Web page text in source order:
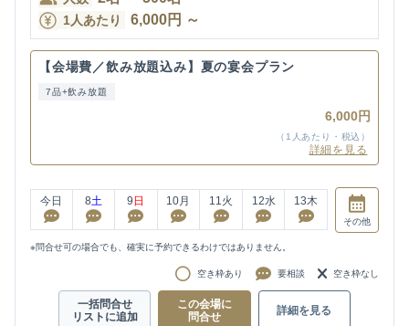
1人あたり 6,000円 ～
【会場費／飲み放題込み】夏の宴会プラン
7品+飲み放題
6,000円
（1人あたり・税込）
詳細を見る
今日 8土 9 日 10月 11火 12水 13木
その他
※問合せ可の場合でも、確実に予約できるわけではありません。
空き枠あり 要相談 空き枠なし
一括問合せ
リストに追加
この会場に
問合せ
詳細を見る